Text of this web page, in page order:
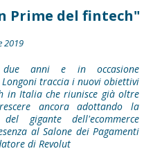
Prime del fintech"
2019
due anni e in occasione
traccia i nuovi obiettivi
in Italia che riunisce già oltre
ancora adottando la
gigante dell'ecommerce
al Salone dei Pagamenti
di Revolut